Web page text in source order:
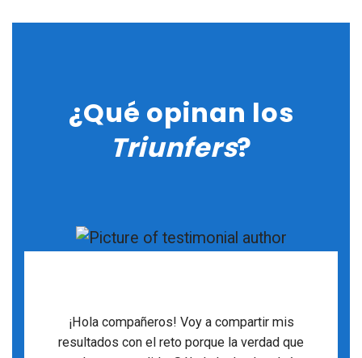
¿Qué opinan los
Triunfers?
¡Hola compañeros! Voy a compartir mis
resultados con el reto porque la verdad que